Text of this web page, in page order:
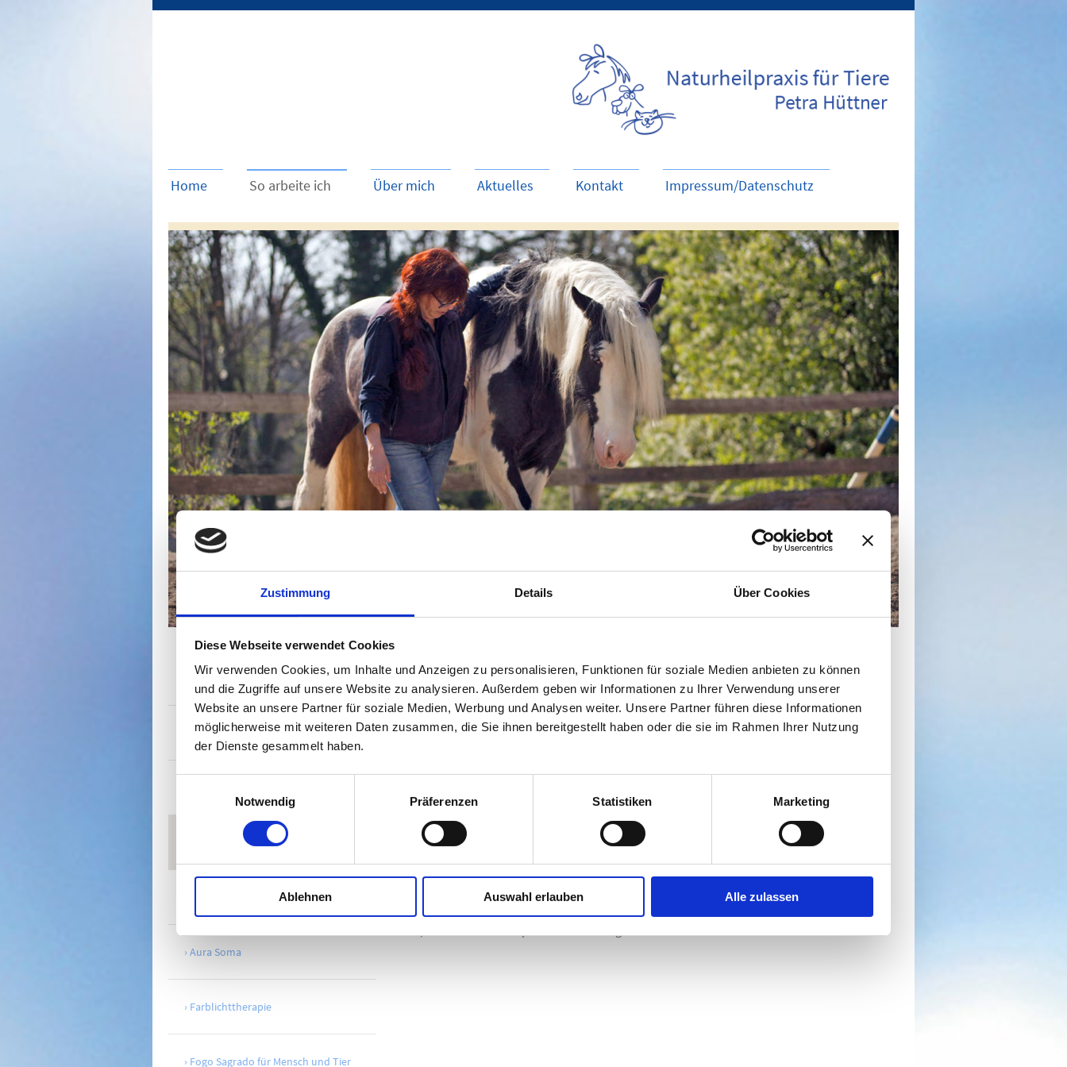
Zustimmung Details Über Cookies
Diese Webseite verwendet Cookies
Wir verwenden Cookies, um Inhalte und Anzeigen zu personalisieren, Funktionen für soziale Medien anbieten zu können
und die Zugriffe auf unsere Website zu analysieren. Außerdem geben wir Informationen zu Ihrer Verwendung unserer
Website an unsere Partner für soziale Medien, Werbung und Analysen weiter. Unsere Partner führen diese Informationen
möglicherweise mit weiteren Daten zusammen, die Sie ihnen bereitgestellt haben oder die sie im Rahmen Ihrer Nutzung
der Dienste gesammelt haben.
Notwendig
Präferenzen Statistiken Marketing
Ablehnen Auswahl erlauben Alle zulassen
Home So arbeite ich Über mich Aktuelles Kontakt Impressum/Datenschutz
Bachblüten
Dr. Edward Bach(1886 – 1936) lebte und arbeitete in England als Arzt, Pathologe,
Immunologe und Bakteriologe. Sein Credo lautete:
Als sehr naturverbundener und vor allem äußerst sensitiver Mensch vermutete er negative
Gemütszustände als Auslöser von Krankheiten, also eine Disharmonie von Körper und
Seele. Der Körper reagiert auf diese Disharmonie mit entsprechenden Symptomen.
Es gibt 38 Bachblüten, die einzeln oder als Kombination eingenommen oder auf der Haut
verrieben werden können. Die bekannteste Blütenkombination sind die Rescue-Tropfen.
Homöopathie
Miasmatische Behandlung
Bachblüten
Aura Soma
Farblichttherapie
Fogo Sagrado für Mensch und Tier